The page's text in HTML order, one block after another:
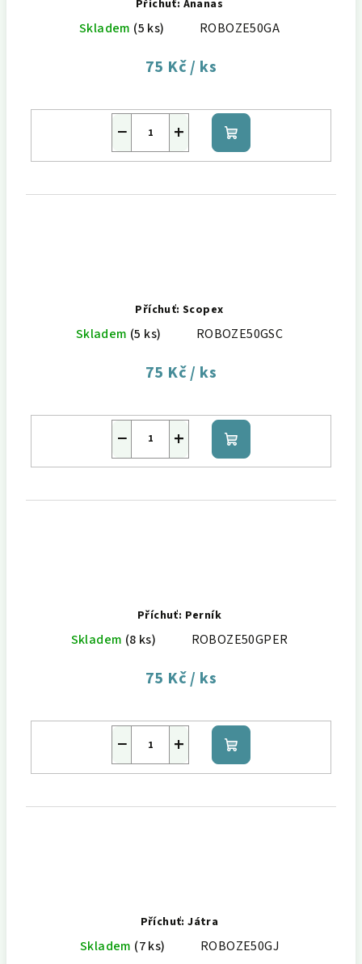
Příchuť: Ananas
Skladem (5 ks) ROBOZE50GA
75 Kč/ ks
+
− Do
košíku
Příchuť: Scopex
Skladem (5 ks) ROBOZE50GSC
75 Kč/ ks
+
− Do
košíku
Příchuť: Perník
Skladem (8 ks) ROBOZE50GPER
75 Kč/ ks
+
− Do
košíku
Příchuť: Játra
Skladem (7 ks) ROBOZE50GJ